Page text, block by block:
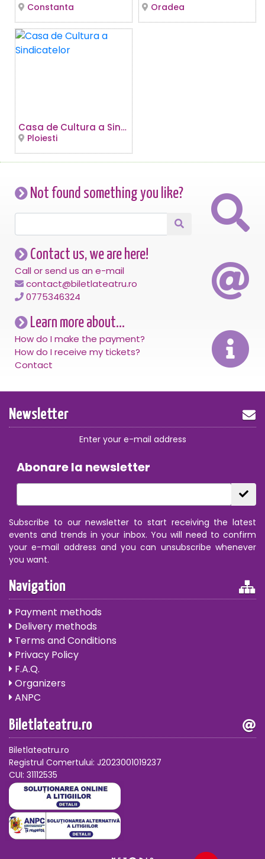
Constanta Oradea
Casa de Cultura a Sindicatelor
Ploiesti
Not found something you like?
Contact us, we are here!
Call or send us an e-mail
contact@biletlateatru.ro
0775346324
Learn more about...
How do I make the payment?
How do I receive my tickets?
Contact
Newsletter
Enter your e-mail address
Abonare la newsletter
Subscribe to our newsletter to start receiving the latest
events and trends in your inbox. You will need to confirm
your e-mail address and you can unsubscribe whenever
you want.
Navigation
Payment methods
Delivery methods
Terms and Conditions
Privacy Policy
F.A.Q.
Organizers
ANPC
Biletlateatru.ro
Biletlateatru.ro
Registrul Comertului: J2023001019237
CUI: 31112535